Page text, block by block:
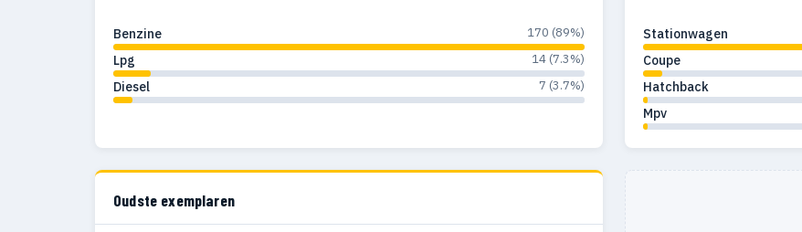
Benzine 170 (89%)
Lpg 14 (7.3%)
Diesel 7 (3.7%)
Stationwagen
Coupe
Hatchback
Mpv
Oudste exemplaren